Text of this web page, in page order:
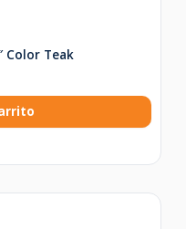
Color Teak